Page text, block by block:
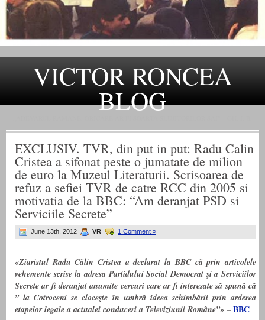
VICTOR RONCEA
BLOG
EXCLUSIV. TVR, din put in put: Radu Calin
Cristea a sifonat peste o jumatate de milion
de euro la Muzeul Literaturii. Scrisoarea de
refuz a sefiei TVR de catre RCC din 2005 si
motivatia de la BBC: “Am deranjat PSD si
Serviciile Secrete”
June 13th, 2012 VR 1 Comment »
«Ziaristul Radu Călin Cristea a declarat la BBC că prin articolele
vehemente scrise la adresa Partidului Social Democrat şi a Serviciilor
Secrete ar fi deranjat anumite cercuri care ar fi interesate să spună că
” la Cotroceni se cloceşte în umbră ideea schimbării prin arderea
etapelor legale a actualei conduceri a Televiziunii Române”» – BBC